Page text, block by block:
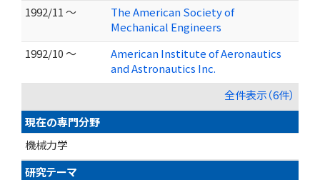
1992/11 ～
The American Society of
Mechanical Engineers
1992/10 ～
American Institute of Aeronautics
and Astronautics Inc.
全件表示（6件）
現在の専門分野
機械力学
研究テーマ